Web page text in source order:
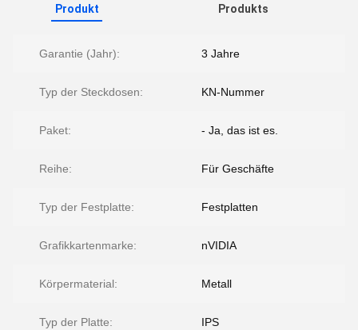
Produkt
Produkts
Garantie (Jahr): 3 Jahre
Typ der Steckdosen: KN-Nummer
Paket: - Ja, das ist es.
Reihe: Für Geschäfte
Typ der Festplatte: Festplatten
Grafikkartenmarke: nVIDIA
Körpermaterial: Metall
Typ der Platte: IPS